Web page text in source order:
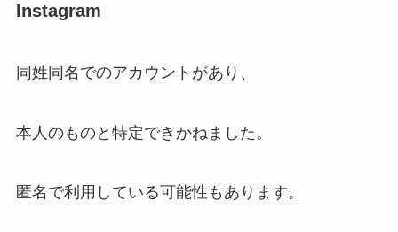
Instagram
同姓同名でのアカウントがあり、
本人のものと特定できかねました。
匿名で利用している可能性もあります。